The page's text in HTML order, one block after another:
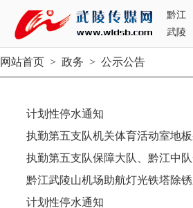
黔江
武陵
网站首页 > 政务 > 公示公告
计划性停水通知
执勤第五支队机关体育活动室地
执勤第五支队保障大队、黔江中
黔江武陵山机场助航灯光铁塔除
计划性停水通知